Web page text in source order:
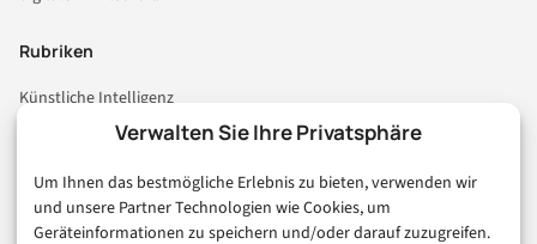
Verwalten Sie Ihre Privatsphäre
Um Ihnen das bestmögliche Erlebnis zu bieten, verwenden wir
und unsere Partner Technologien wie Cookies, um
Geräteinformationen zu speichern und/oder darauf zuzugreifen.
Rubriken
Künstliche Intelligenz
Technologie & IT
Consumer & Digital Life
Marketing